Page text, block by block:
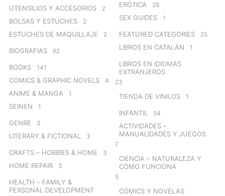
UTENSILIOS Y ACCESORIOS 2
BOLSAS Y ESTUCHES 2
ESTUCHES DE MAQUILLAJE 2
BIOGRAFIAS 62
BOOKS 141
COMICS & GRAPHIC NOVELS 4
ANIME & MANGA 1
SEINEN 1
GENRE 3
LITERARY & FICTIONAL 3
CRAFTS – HOBBIES & HOME 3
HOME REPAIR 3
HEALTH – FAMILY &
PERSONAL DEVELOPMENT
ERÓTICA 28
SEX GUIDES 1
FEATURED CATEGORIES 25
LIBROS EN CATALÁN 1
LIBROS EN IDIOMAS
EXTRANJEROS
23
TIENDA DE VINILOS 1
INFANTIL 54
ACTIVIDADES –
MANUALIDADES Y JUEGOS
7
CIENCIA – NATURALEZA Y
CÓMO FUNCIONA
5
CÓMICS Y NOVELAS